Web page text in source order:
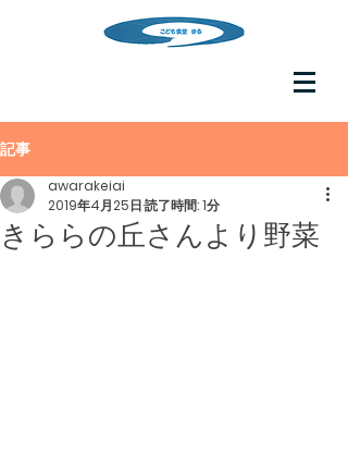
記事
きららの丘さんより野菜
awarakeiai
2019年4月25日読了時間: 1分